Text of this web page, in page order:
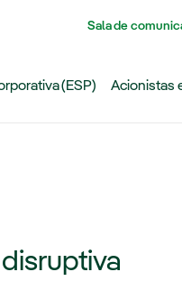
Sala de
(ESP) Acionistas